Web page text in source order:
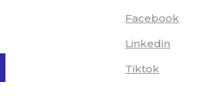
Facebook
Linkedin
Tiktok